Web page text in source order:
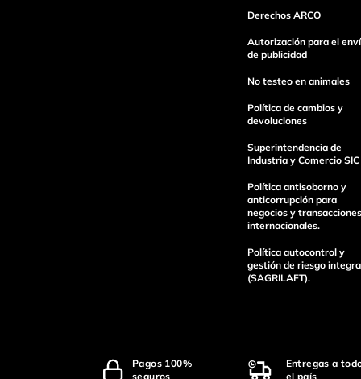
enviar comentario
Derechos ARCO
Autorización para el
de publicidad
No testeo en animales
Política de cambios y
devoluciones
Superintendencia de
Industria y Comercio SIC
Política antisoborno y
anticorrupción para
negocios y transacciones
internacionales.
Política autocontrol y
gestión de riesgo
(SAGRILAFT).
Pagos 100%
seguros
Entregas a
el país